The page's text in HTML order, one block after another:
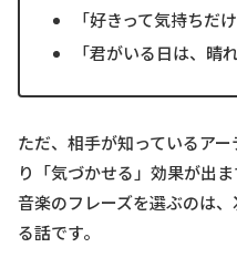
「好きって気持ちだ
「君がいる日は、晴
ただ、相手が知っているア
り「気づかせる」効果が出
音楽のフレーズを選ぶのは
る話です。